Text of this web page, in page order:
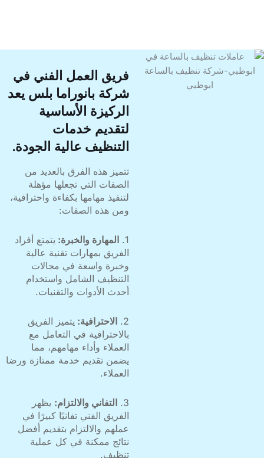
فريق العمل الفني في
شركة بانوراما بلس يعد
الركيزة الأساسية
لتقديم خدمات
التنظيف عالية الجودة.
تتميز هذه الفرق بالعديد من
الصفات التي تجعلها مؤهلة
لتنفيذ مهامها بكفاءة واحترافية،
ومن هذه الصفات:
المهارة والخبرة:يتمتع أفراد
الفريق بمهارات تقنية عالية
وخبرة واسعة في مجالات
التنظيف الشامل واستخدام
أحدث الأدوات والتقنيات.
الاحترافية:يتميز الفريق
بالاحترافية في التعامل مع
العملاء وأداء مهامهم، مما
يضمن تقديم خدمة ممتازة ورضا
التفاني والالتزام:يظهر
الفريق الفني تفانيًا كبيرًا في
عملهم والالتزام بتقديم أفضل
نتائج ممكنة في كل عملية